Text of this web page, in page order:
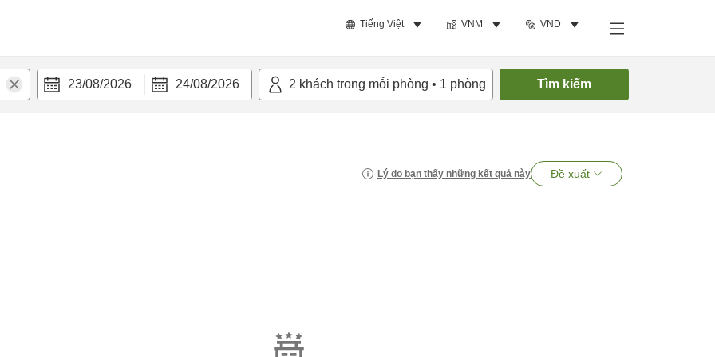
Tiếng Việt VNM VND
23/08/2026 24/08/2026 2 khách trong mỗi phòng • 1 phòng Tìm kiếm
Lý do bạn thấy những kết quả này Đề xuất